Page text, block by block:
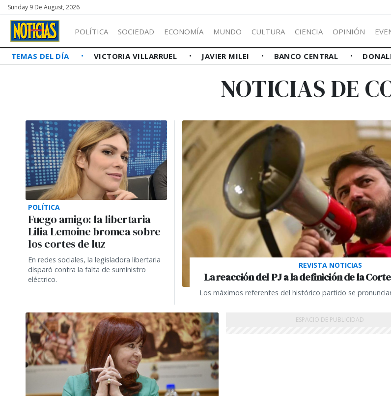
Sunday 9 De August, 2026
POLÍTICA SOCIEDAD ECONOMÍA MUNDO CULTURA CIENCIA OPINIÓN
TEMAS DEL DÍA VICTORIA VILLARRUEL JAVIER MILEI BANCO CENTRAL
NOTICIAS DE
POLÍTICA
Fuego amigo: la libertaria
Lilia Lemoine bromea sobre
los cortes de luz
En redes sociales, la legisladora libertaria
disparó contra la falta de suministro
eléctrico.
REVISTA NOTICIAS
La reacción del PJ a la definición de la
Los máximos referentes del histórico partido se